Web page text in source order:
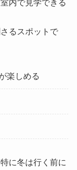
内で見学できる
るスポットで
楽しめる
に冬は行く前に